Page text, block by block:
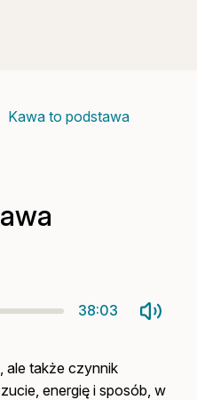
Kawa to podstawa
38:03
ale także czynnik
energię i sposób, w